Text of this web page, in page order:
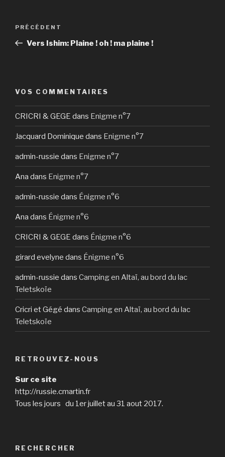
Navigation
l’article
Article
précédent
PRÉCÉDENT
Vers Ishim: Plaine ! oh ! ma plaine !
VOS COMMENTAIRES
CRICRI & GEGE dans Enigme n°7
Jacquard Dominique dans Enigme n°7
admin-russie dans Enigme n°7
Ana dans Enigme n°7
admin-russie dans Énigme n°6
Ana dans Énigme n°6
CRICRI & GEGE dans Énigme n°6
girard evelyne dans Énigme n°6
admin-russie dans Camping en Altaï, au bord du lac
Teletskoïe
Cricri et Gégé dans Camping en Altaï, au bord du lac
Teletskoïe
RETROUVEZ-NOUS
Sur ce site
http://russie.cmartin.fr
Tous les jours du 1er juillet au 31 aout 2017.
RECHERCHER